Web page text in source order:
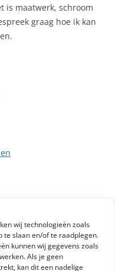
wij technologieën zoals
te slaan en/of te raadplegen.
kunnen wij gegevens zoals
Als je geen
kan dit een nadelige
is maatwerk, schroom
graag hoe ik kan